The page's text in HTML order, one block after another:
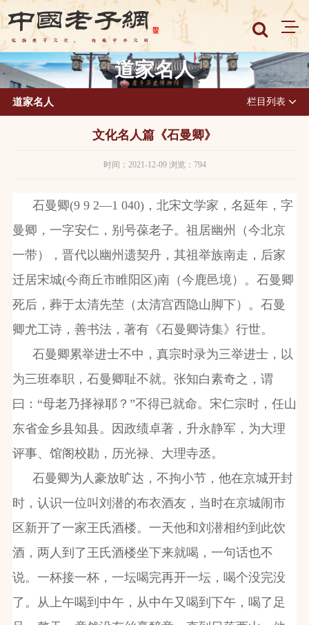
道家名人
道家名人 栏目列表
文化名人篇《石曼卿》
时间：2021-12-09 浏览：794
石曼卿(9 9 2—1 040)，北宋文学家，名延年，字
曼卿，一字安仁，别号葆老子。祖居幽州（今北京
一带），晋代以幽州遗契丹，其祖举族南走，后家
迁居宋城(今商丘市睢阳区)南（今鹿邑境）。石曼卿
死后，葬于太清先茔（太清宫西隐山脚下）。石曼
卿尤工诗，善书法，著有《石曼卿诗集》行世。
石曼卿累举进士不中，真宗时录为三举进士，以
为三班奉职，石曼卿耻不就。张知白素奇之，谓
曰：“母老乃择禄耶？”不得已就命。宋仁宗时，任山
东省金乡县知县。因政绩卓著，升永静军，为大理
评事、馆阁校勘，历光禄、大理寺丞。
石曼卿为人豪放旷达，不拘小节，他在京城开封
时，认识一位叫刘潜的布衣酒友，当时在京城闹市
区新开了一家王氏酒楼。一天他和刘潜相约到此饮
酒，两人到了王氏酒楼坐下来就喝，一句话也不
说。一杯接一杯，一坛喝完再开一坛，喝个没完没
了。从上午喝到中午，从中午又喝到下午，喝了足